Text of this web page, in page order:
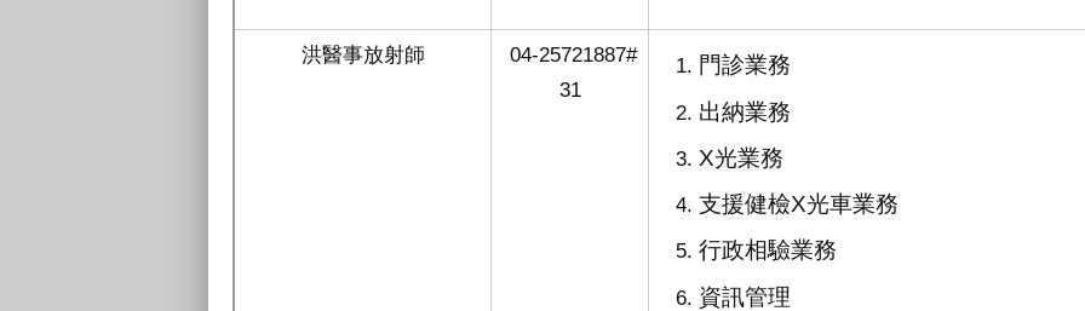
洪醫事放射師
04-25721887#
31
門診業務
出納業務
X光業務
支援健檢X光車業務
行政相驗業務
資訊管理